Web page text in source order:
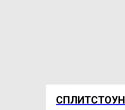
СПЛИТСТОУН